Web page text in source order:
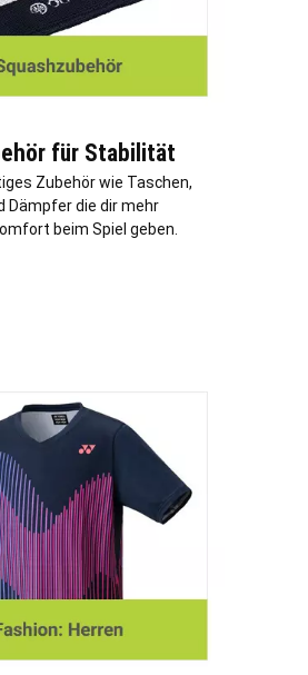
für Stabilität
Zubehör wie Taschen,
Dämpfer die dir mehr
beim Spiel geben.